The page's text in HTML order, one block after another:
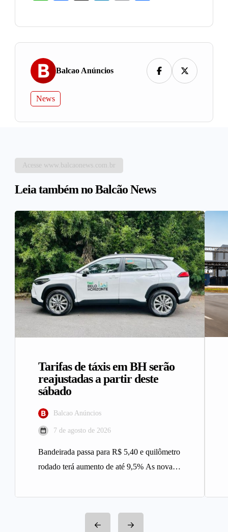
Balcao Anúncios
News
Acesse www.balcaonews.com.br
Leia também no Balcão News
Tarifas de táxis em BH serão
reajustadas a partir deste
sábado
Balcao Anúncios
7 de agosto de 2026
Bandeirada passa para R$ 5,40 e quilômetro
rodado terá aumento de até 9,5% As novas